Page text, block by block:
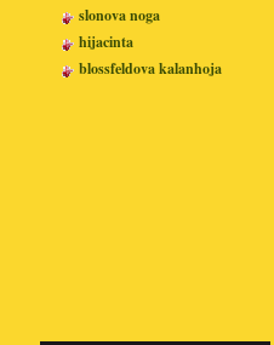
slonova noga
hijacinta
blossfeldova kalanhoja